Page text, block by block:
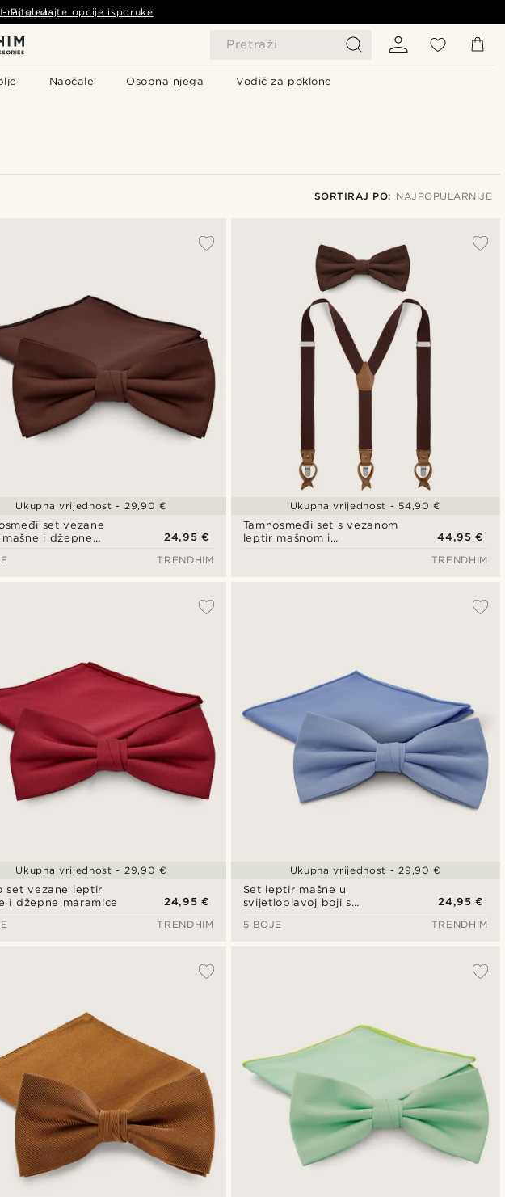
Pretraži
Naočale Osobna njega Vodič za poklone
- Pogledajte opcije isporuke
nas
SORTIRAJ PO: NAJPOPULARNIJE
Najnovije
Najniža cijena
Najviša cijena
set vezane
i džepne
24,95 €
Ukupna vrijednost - 29,90 €
TRENDHIM
Tamnosmeđi set s vezanom
leptir mašnom i
44,95 €
Ukupna vrijednost - 54,90 €
TRENDHIM
set vezane leptir
i džepne maramice
24,95 €
Ukupna vrijednost - 29,90 €
TRENDHIM
Set leptir mašne u
svijetloplavoj boji s
24,95 €
Ukupna vrijednost - 29,90 €
5 BOJE TRENDHIM